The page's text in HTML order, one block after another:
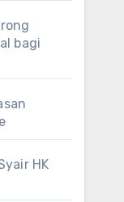
bagi
HK